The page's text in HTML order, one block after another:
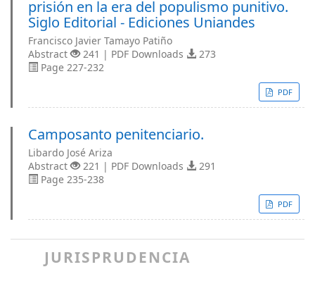
prisión en la era del populismo punitivo.
Siglo Editorial - Ediciones Uniandes
Francisco Javier Tamayo Patiño
Abstract
241 | PDF Downloads
273
Page 227-232
PDF
Camposanto penitenciario.
Libardo José Ariza
Abstract
221 | PDF Downloads
291
Page 235-238
PDF
JURISPRUDENCIA